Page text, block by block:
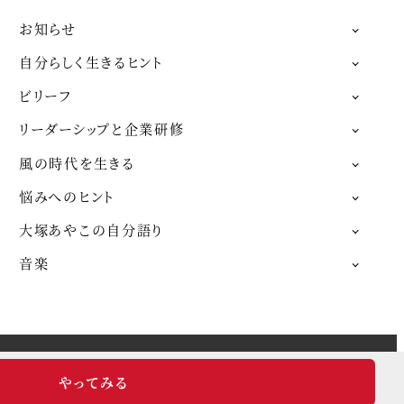
お知らせ
自分らしく生きるヒント
ビリーフ
リーダーシップと企業研修
風の時代を生きる
悩みへのヒント
大塚あやこの自分語り
音楽
やってみる